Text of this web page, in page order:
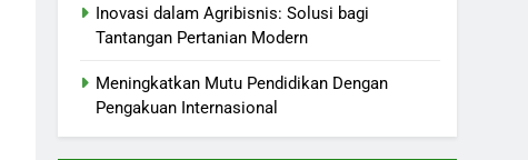
Inovasi dalam Agribisnis: Solusi bagi
Tantangan Pertanian Modern
Meningkatkan Mutu Pendidikan Dengan
Pengakuan Internasional